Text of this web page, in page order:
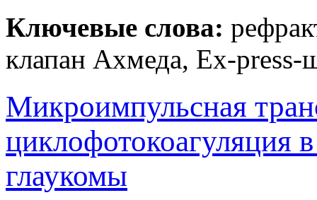
Ключевые слова:
клапан Ахмеда, Ex-press-
Микроимпульсная
циклофотокоагуляция
глаукомы